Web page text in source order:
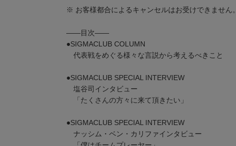
※ お客様都合によるキャンセルはお受けできません。
――目次――
●SIGMACLUB COLUMN
代表戦をめぐる様々な言説から考えるべきこと
●SIGMACLUB SPECIAL INTERVIEW
塩谷司インタビュー
「たくさんの方々に来て頂きたい」
●SIGMACLUB SPECIAL INTERVIEW
ナッシム・ベン・カリファインタビュー